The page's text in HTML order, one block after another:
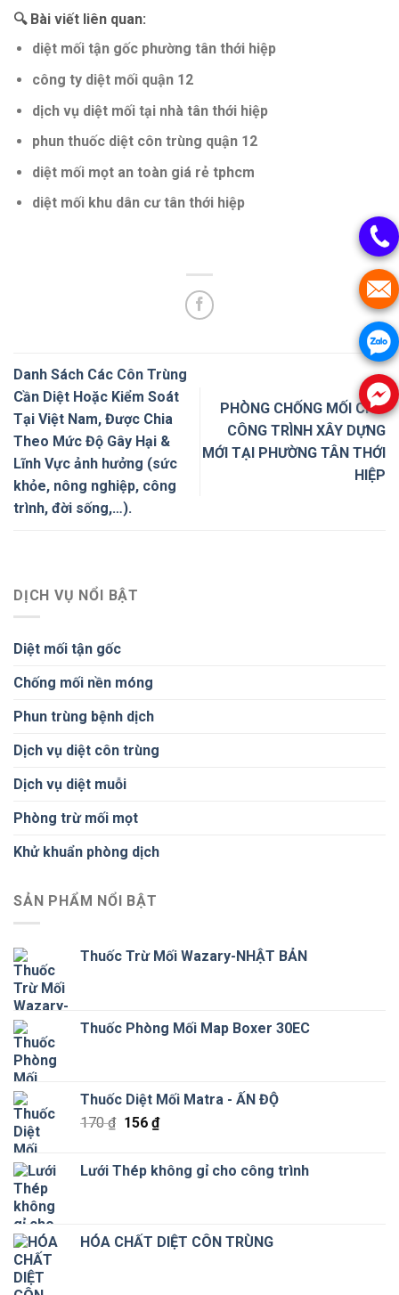
🔍 Bài viết liên quan:
diệt mối tận gốc phường tân thới hiệp
công ty diệt mối quận 12
dịch vụ diệt mối tại nhà tân thới hiệp
phun thuốc diệt côn trùng quận 12
diệt mối mọt an toàn giá rẻ tphcm
diệt mối khu dân cư tân thới hiệp
Danh Sách Các Côn Trùng
Cần Diệt Hoặc Kiểm Soát
Tại Việt Nam, Được Chia
Theo Mức Độ Gây Hại &
Lĩnh Vực ảnh hưởng (sức
khỏe, nông nghiệp, công
trình, đời sống,…).
PHÒNG CHỐNG MỐI CHO
CÔNG TRÌNH XÂY DỰNG
MỚI TẠI PHƯỜNG TÂN THỚI
HIỆP
DỊCH VỤ NỔI BẬT
Diệt mối tận gốc
Chống mối nền móng
Phun trùng bệnh dịch
Dịch vụ diệt côn trùng
Dịch vụ diệt muỗi
Phòng trừ mối mọt
Khử khuẩn phòng dịch
SẢN PHẨM NỔI BẬT
Thuốc Trừ Mối Wazary-NHẬT BẢN
Thuốc Phòng Mối Map Boxer 30EC
Thuốc Diệt Mối Matra - ẤN ĐỘ
170₫ Giá
170 ₫.
156 ₫Giá
là:
Lưới Thép không gỉ cho công trình
HÓA CHẤT DIỆT CÔN TRÙNG